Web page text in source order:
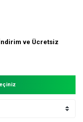
ve Ücretsiz